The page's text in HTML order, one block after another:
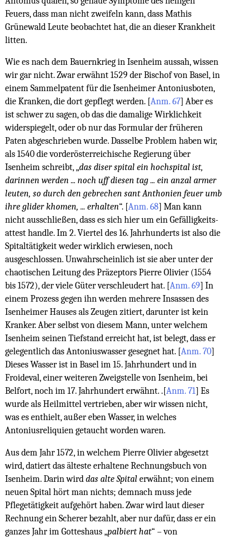
Feuers, dass man nicht zweifeln kann, dass Mathis
Grünewald Leute beobachtet hat, die an dieser Krankheit
litten.
Wie es nach dem Bauernkrieg in Isenheim aussah, wissen
wir gar nicht. Zwar erwähnt 1529 der Bischof von Basel, in
einem Sammelpatent für die Isenheimer Antoniusboten,
die Kranken, die dort gepflegt werden. [Anm. 67] Aber es
ist schwer zu sagen, ob das die damalige Wirklichkeit
widerspiegelt, oder ob nur das Formular der früheren
Paten abgeschrieben wurde. Dasselbe Problem haben wir,
als 1540 die vorderösterreichische Regierung über
Isenheim schreibt, „das diser spital ein hochspital ist,
darinnen werden ... noch uff diesen tag ... ein anzal armer
leuten, so durch den gebrechen sant Anthonien feuer umb
ihre glider khomen, ... erhalten“. [Anm. 68] Man kann
nicht ausschließen, dass es sich hier um ein Gefälligkeits­
attest handle. Im 2. Viertel des 16. Jahrhunderts ist also die
Spitaltätigkeit weder wirklich erwiesen, noch
ausgeschlossen. Unwahrscheinlich ist sie aber unter der
chaotischen Leitung des Präzeptors Pierre Olivier (1554
bis 1572), der viele Güter verschleudert hat. [Anm. 69] In
einem Prozess gegen ihn werden mehrere Insassen des
Isenheimer Hauses als Zeugen zitiert, darunter ist kein
Kranker. Aber selbst von diesem Mann, unter welchem
Isenheim seinen Tiefstand erreicht hat, ist belegt, dass er
gelegentlich das Antoniuswasser gesegnet hat. [Anm. 70]
Dieses Wasser ist in Basel im 15. Jahrhundert und in
Froideval, einer weiteren Zweigstelle von Isenheim, bei
Belfort, noch im 17. Jahrhundert erwähnt. . [Anm. 71] Es
wurde als Heilmittel vertrieben, aber wir wissen nicht,
was es enthielt, außer eben Wasser, in welches
Antoniusreliquien getaucht worden waren.
Aus dem Jahr 1572, in welchem Pierre Olivier abgesetzt
wird, datiert das älteste erhaltene Rechnungsbuch von
Isenheim. Darin wird das alte Spital erwähnt; von einem
neuen Spital hört man nichts; demnach muss jede
Pflegetätigkeit aufgehört haben. Zwar wird laut dieser
Rechnung ein Scherer bezahlt, aber nur dafür, dass er ein
ganzes Jahr im Gotteshaus „palbiert hat“ – von